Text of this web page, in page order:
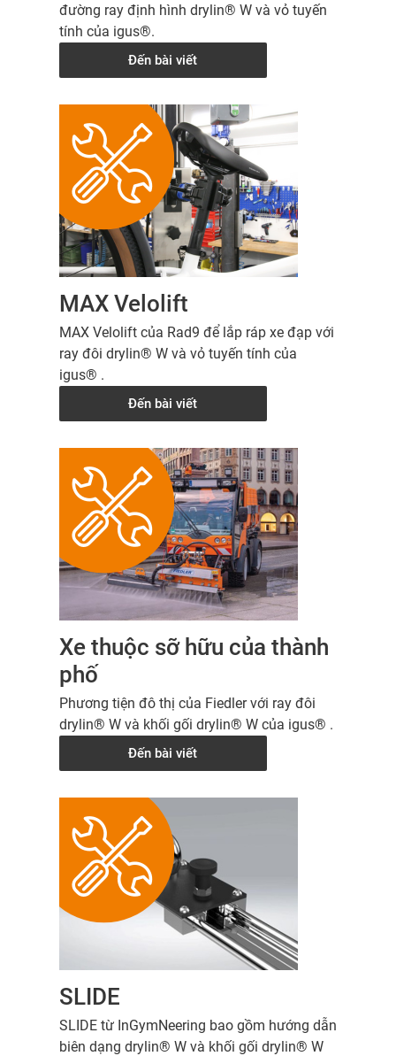
đường ray định hình drylin® W và vỏ tuyến
tính của igus®.
Đến bài viết
MAX Velolift
MAX Velolift của Rad9 để lắp ráp xe đạp với
ray đôi drylin® W và vỏ tuyến tính của
igus® .
Đến bài viết
Xe thuộc sỡ hữu của thành
phố
Phương tiện đô thị của Fiedler với ray đôi
drylin® W và khối gối drylin® W của igus® .
Đến bài viết
SLIDE
SLIDE từ InGymNeering bao gồm hướng dẫn
biên dạng drylin® W và khối gối drylin® W